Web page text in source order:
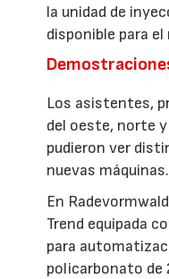
la unidad de
disponible para
Los asistentes,
del oeste, norte
pudieron ver
nuevas máquinas.
En
Trend equipada
para
policarbonato de